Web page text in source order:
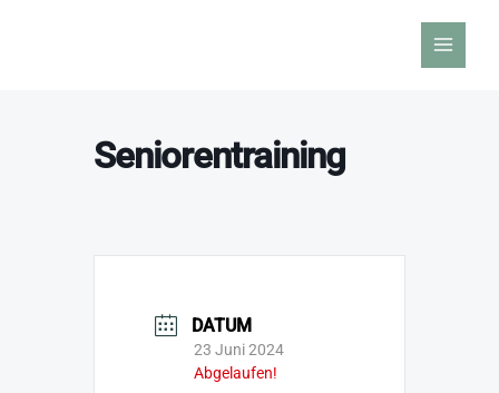
Seniorentraining
DATUM
23 Juni 2024
Abgelaufen!